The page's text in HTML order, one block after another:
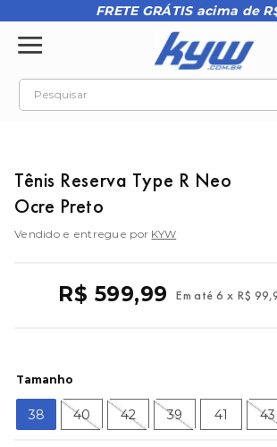
FRETE GRÁTIS acima de
Pesquisar
Tênis Reserva Type R Neo
Ocre Preto
Vendido e entregue por KYW
R$ 599,99 Em até 6 x R$ 99,
Tamanho
38 40 42 39 41 43
2º oakley
kenner
8º regata
9º mochila oakley